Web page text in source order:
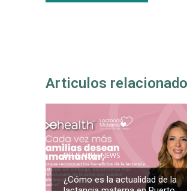
Articulos
BEHEALTH NEWS
¿Cómo es la actualidad de la